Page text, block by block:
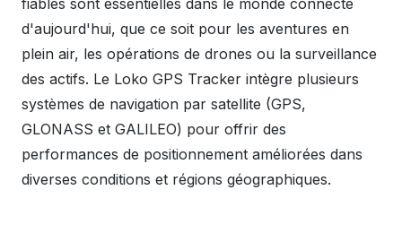
fiables sont essentielles dans le monde connecté
d'aujourd'hui, que ce soit pour les aventures en
plein air, les opérations de drones ou la surveillance
des actifs. Le Loko GPS Tracker intègre plusieurs
systèmes de navigation par satellite (GPS,
GLONASS et GALILEO) pour offrir des
performances de positionnement améliorées dans
diverses conditions et régions géographiques.